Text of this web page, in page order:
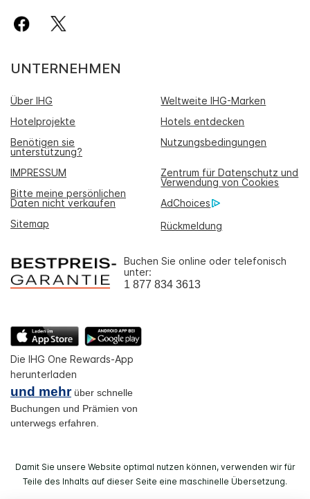
UNTERNEHMEN
Über IHG
Weltweite IHG-Marken
Hotelprojekte
Hotels entdecken
Benötigen sie
unterstützung?
Nutzungsbedingungen
IMPRESSUM
Zentrum für Datenschutz und
Verwendung von Cookies
Bitte meine persönlichen
Daten nicht verkaufen
AdChoices
Sitemap
Rückmeldung
Buchen Sie online oder telefonisch
unter:
1 877 834 3613
Die IHG One Rewards-App
herunterladen
und mehrüber schnelle
Buchungen und Prämien von
unterwegs erfahren.
Damit Sie unsere Website optimal nutzen können, verwenden wir für
Teile des Inhalts auf dieser Seite eine maschinelle Übersetzung.